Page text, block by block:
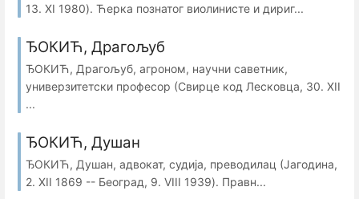
13. XI 1980). Ћерка познатог виолинисте и дириг...
ЂОКИЋ, Драгољуб
ЂОКИЋ, Драгољуб, агроном, научни саветник,
универзитетски професор (Свирце код Лесковца, 30. XII
...
ЂОКИЋ, Душан
ЂОКИЋ, Душан, адвокат, судија, преводилац (Јагодина,
2. XII 1869 -- Београд, 9. VIII 1939). Правн...